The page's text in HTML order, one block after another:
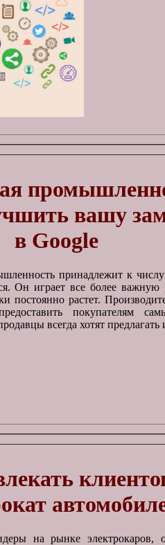
вашу
в Google
принадлежит к
Он играет все более важную
постоянно растет.
покупателям
всегда хотят
на рынке электрокаров,